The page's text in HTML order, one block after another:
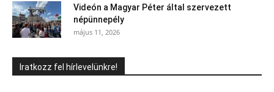
Videón a Magyar Péter által szervezett
népünnepély
május 11, 2026
Iratkozz fel hírlevelünkre!